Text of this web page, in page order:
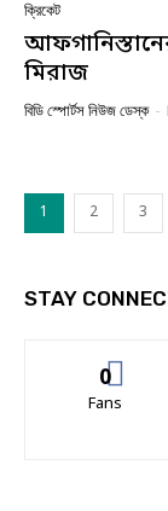
ক্রিকেট
মিরাজ
বিডি স্পোর্টস নিউজ ডেস্ক -
1 2 3
STAY
0
Fans